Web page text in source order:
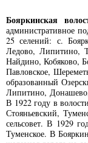
Бояркинская
административное
25 селений: с.
Ледово, Липитино,
Найдино, Кобяково,
Павловское,
образованный
Липитино,
В 1922 году в
Стояньевский,
сельсовет. В 1929
Туменское. В